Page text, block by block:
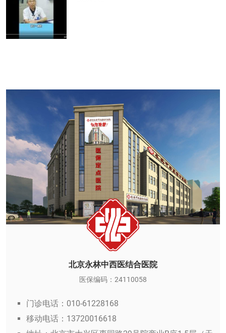
北京永林中西医结合医院
医保编码：24110058
门诊电话：010-61228168
移动电话：13720016618